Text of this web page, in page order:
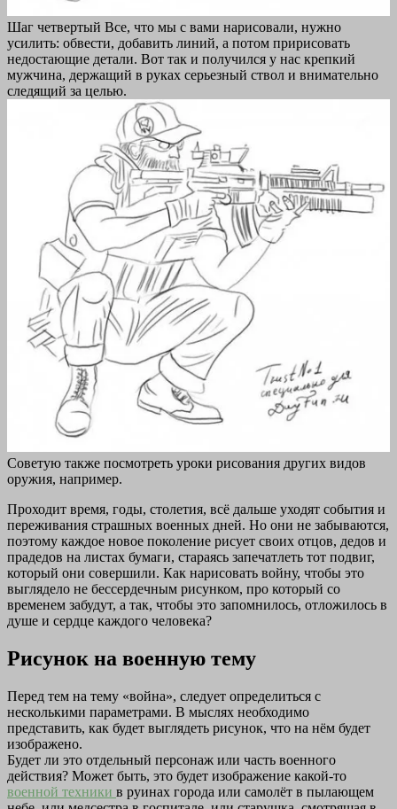
Шаг четвертый Все, что мы с вами нарисовали, нужно
усилить: обвести, добавить линий, а потом пририсовать
недостающие детали. Вот так и получился у нас крепкий
мужчина, держащий в руках серьезный ствол и внимательно
следящий за целью.
Советую также посмотреть уроки рисования других видов
оружия, например.
Проходит время, годы, столетия, всё дальше уходят события и
переживания страшных военных дней. Но они не забываются,
поэтому каждое новое поколение рисует своих отцов, дедов и
прадедов на листах бумаги, стараясь запечатлеть тот подвиг,
который они совершили. Как нарисовать войну, чтобы это
выглядело не бессердечным рисунком, про который со
временем забудут, а так, чтобы это запомнилось, отложилось в
душе и сердце каждого человека?
Рисунок на военную тему
Перед тем на тему «война», следует определиться с
несколькими параметрами. В мыслях необходимо
представить, как будет выглядеть рисунок, что на нём будет
изображено.
Будет ли это отдельный персонаж или часть военного
действия? Может быть, это будет изображение какой-то
военной техники в руинах города или самолёт в пылающем